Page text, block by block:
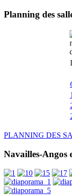
Planning des
PLANNING DES
Navailles-Angos